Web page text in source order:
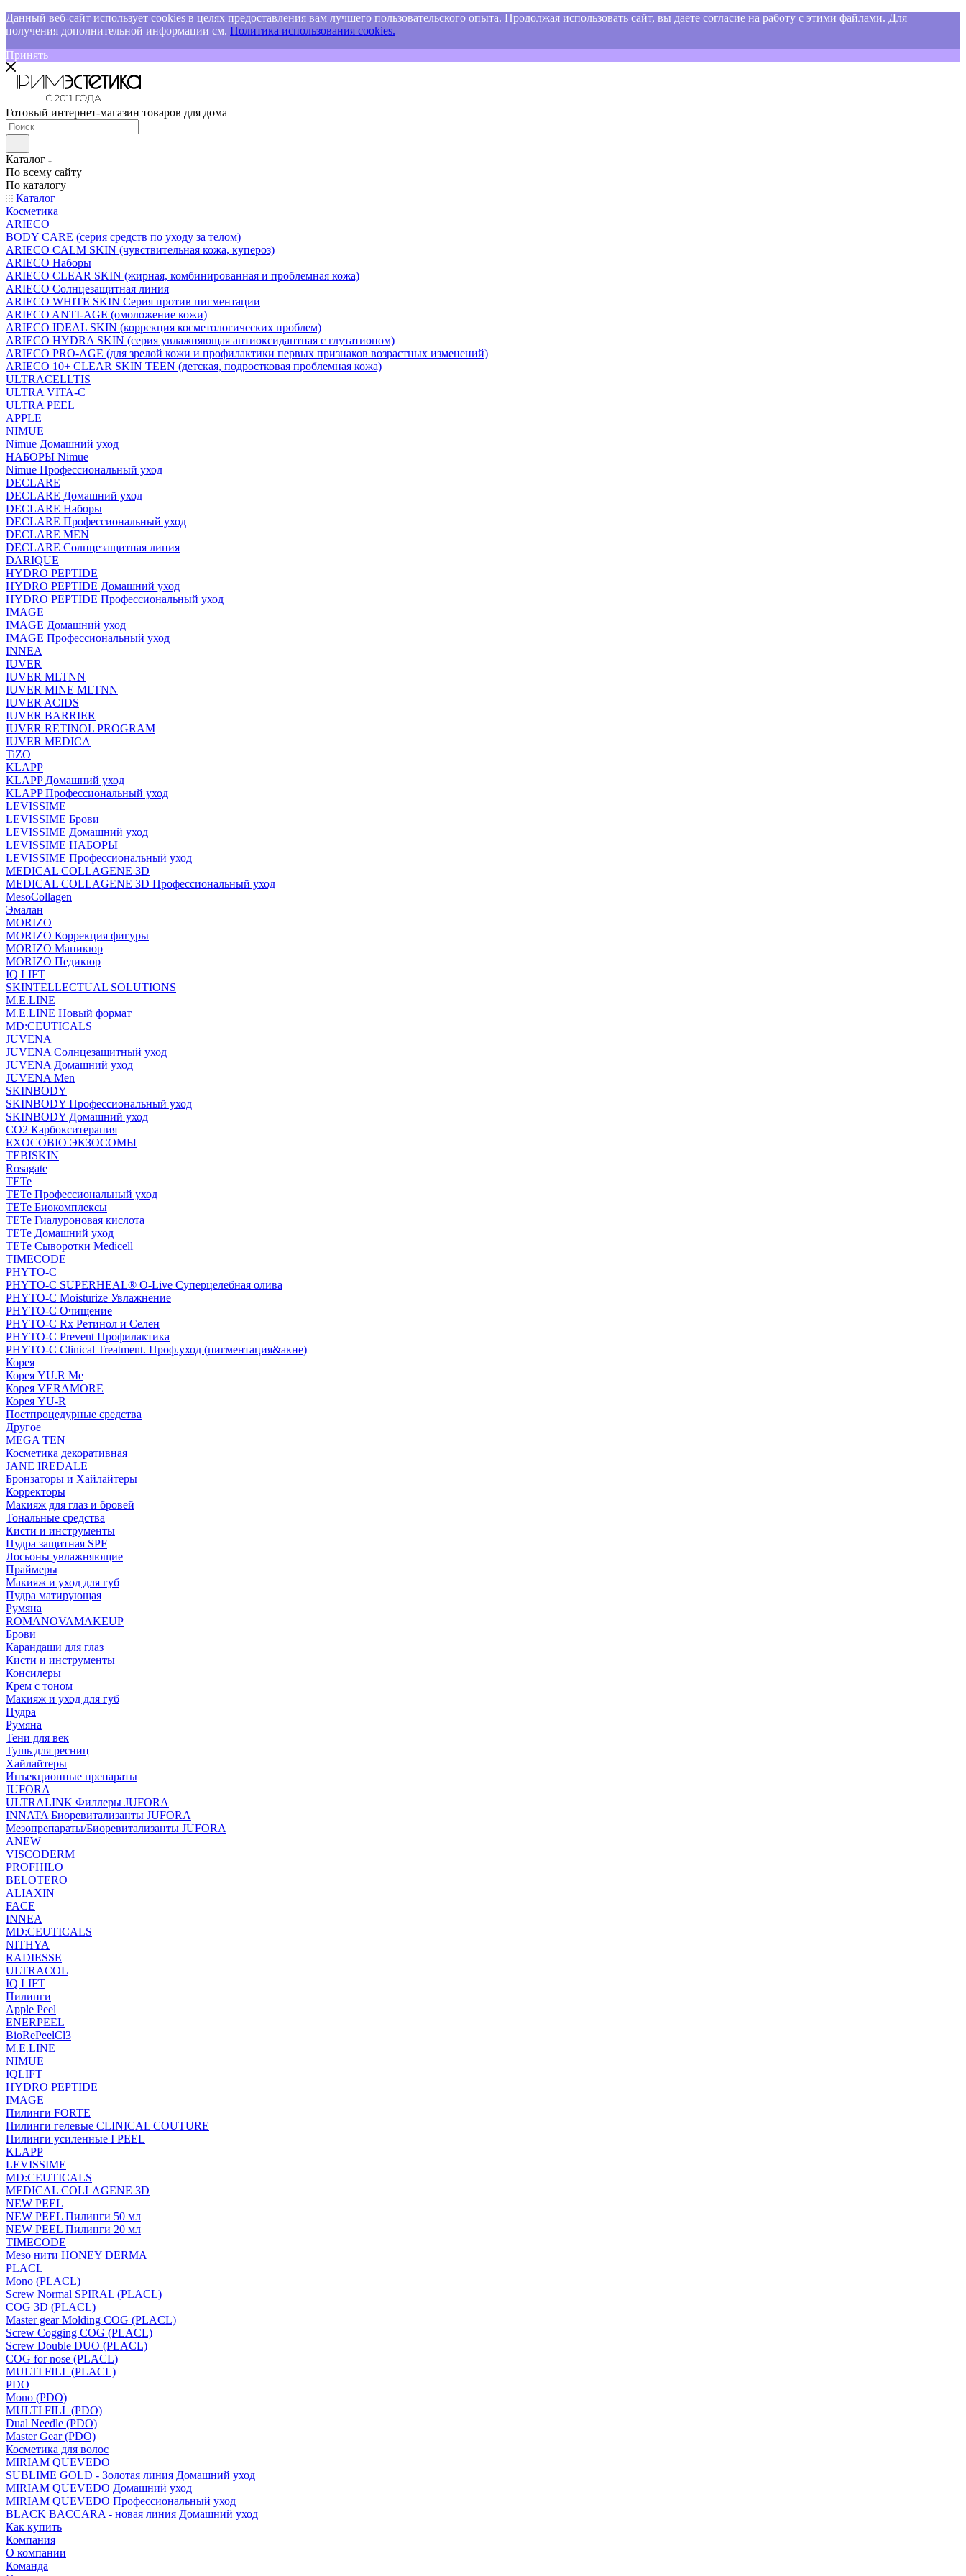
Данный веб-сайт использует cookies в целях предоставления вам лучшего пользовательского опыта. Продолжая использовать сайт, вы даете согласие на работу с этими файлами. Для
получения дополнительной информации см. Политика использования cookies.
Принять
Готовый интернет-магазин товаров для дома
Каталог
По всему сайту
По каталогу
Каталог
Косметика
ARIECO
BODY CARE (серия средств по уходу за телом)
ARIECO CALM SKIN (чувствительная кожа, купероз)
ARIECO Наборы
ARIECO CLEAR SKIN (жирная, комбинированная и проблемная кожа)
ARIECO Солнцезащитная линия
ARIECO WHITE SKIN Серия против пигментации
ARIECO ANTI-AGE (омоложение кожи)
ARIECO IDEAL SKIN (коррекция косметологических проблем)
ARIECO HYDRA SKIN (серия увлажняющая антиоксидантная с глутатионом)
ARIECO PRO-AGE (для зрелой кожи и профилактики первых признаков возрастных изменений)
ARIECO 10+ CLEAR SKIN TEEN (детская, подростковая проблемная кожа)
ULTRACELLTIS
ULTRA VITA-C
ULTRA PEEL
APPLE
NIMUE
Nimue Домашний уход
НАБОРЫ Nimue
Nimue Профессиональный уход
DECLARE
DECLARE Домашний уход
DECLARE Наборы
DECLARE Профессиональный уход
DECLARE MEN
DECLARE Солнцезащитная линия
DARIQUE
HYDRO PEPTIDE
HYDRO PEPTIDE Домашний уход
HYDRO PEPTIDE Профессиональный уход
IMAGE
IMAGE Домашний уход
IMAGE Профессиональный уход
INNEA
IUVER
IUVER MLTNN
IUVER MINE MLTNN
IUVER ACIDS
IUVER BARRIER
IUVER RETINOL PROGRAM
IUVER MEDICA
TiZO
KLAPP
KLAPP Домашний уход
KLAPP Профессиональный уход
LEVISSIME
LEVISSIME Брови
LEVISSIME Домашний уход
LEVISSIME НАБОРЫ
LEVISSIME Профессиональный уход
MEDICAL COLLAGENE 3D
MEDICAL COLLAGENE 3D Профессиональный уход
MesoCollagen
Эмалан
MORIZO
MORIZO Коррекция фигуры
MORIZO Маникюр
MORIZO Педикюр
IQ LIFT
SKINTELLECTUAL SOLUTIONS
M.E.LINE
M.E.LINE Новый формат
MD:CEUTICALS
JUVENA
JUVENA Солнцезащитный уход
JUVENA Домашний уход
JUVENA Men
SKINBODY
SKINBODY Профессиональный уход
SKINBODY Домашний уход
CO2 Карбокситерапия
EXOCOBIO ЭКЗОСОМЫ
TEBISKIN
Rosagate
TETe
TETe Профессиональный уход
TETe Биокомплексы
TETe Гиалуроновая кислота
TETe Домашний уход
TETe Сыворотки Medicell
TIMECODE
PHYTO-C
PHYTO-C SUPERHEAL® O-Live Суперцелебная олива
PHYTO-C Moisturize Увлажнение
PHYTO-C Очищение
PHYTO-C Rx Ретинол и Селен
PHYTO-C Prevent Профилактика
PHYTO-C Clinical Treatment. Проф.уход (пигментация&акне)
Корея
Корея YU.R Me
Корея VERAMORE
Корея YU-R
Постпроцедурные средства
Другое
MEGA TEN
Косметика декоративная
JANE IREDALE
Бронзаторы и Хайлайтеры
Корректоры
Макияж для глаз и бровей
Тональные средства
Кисти и инструменты
Пудра защитная SPF
Лосьоны увлажняющие
Праймеры
Макияж и уход для губ
Пудра матирующая
Румяна
ROMANOVAMAKEUP
Брови
Карандаши для глаз
Кисти и инструменты
Консилеры
Крем с тоном
Макияж и уход для губ
Пудра
Румяна
Тени для век
Тушь для ресниц
Хайлайтеры
Инъекционные препараты
JUFORA
ULTRALINK Филлеры JUFORA
INNATA Биоревитализанты JUFORA
Мезопрепараты/Биоревитализанты JUFORA
ANEW
VISCODERM
PROFHILO
BELOTERO
ALIAXIN
FACE
INNEA
MD:CEUTICALS
NITHYA
RADIESSE
ULTRACOL
IQ LIFT
Пилинги
Apple Peel
ENERPEEL
BioRePeelCl3
M.E.LINE
NIMUE
IQLIFT
HYDRO PEPTIDE
IMAGE
Пилинги FORTE
Пилинги гелевые CLINICAL COUTURE
Пилинги усиленные I PEEL
KLAPP
LEVISSIME
MD:CEUTICALS
MEDICAL COLLAGENE 3D
NEW PEEL
NEW PEEL Пилинги 50 мл
NEW PEEL Пилинги 20 мл
TIMECODE
Мезо нити HONEY DERMA
PLACL
Mono (PLACL)
Screw Normal SPIRAL (PLACL)
COG 3D (PLACL)
Master gear Molding COG (PLACL)
Screw Cogging COG (PLACL)
Screw Double DUO (PLACL)
COG for nose (PLACL)
MULTI FILL (PLACL)
PDO
Mono (PDO)
MULTI FILL (PDO)
Dual Needle (PDO)
Master Gear (PDO)
Косметика для волос
MIRIAM QUEVEDO
SUBLIME GOLD - Золотая линия Домашний уход
MIRIAM QUEVEDO Домашний уход
MIRIAM QUEVEDO Профессиональный уход
BLACK BACCARA - новая линия Домашний уход
Как купить
Компания
О компании
Команда